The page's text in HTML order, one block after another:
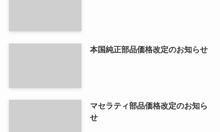
本国純正部品価格改定のお知らせ
マセラティ部品価格改定のお知ら
せ